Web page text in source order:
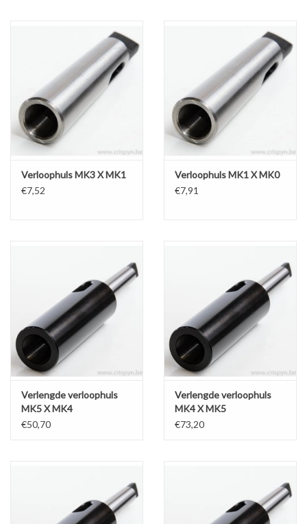
Verloophuls MK3 X MK1
€7,52
Verloophuls MK1 X MK0
€7,91
Verlengde verloophuls
MK5 X MK4
€50,70
Verlengde verloophuls
MK4 X MK5
€73,20